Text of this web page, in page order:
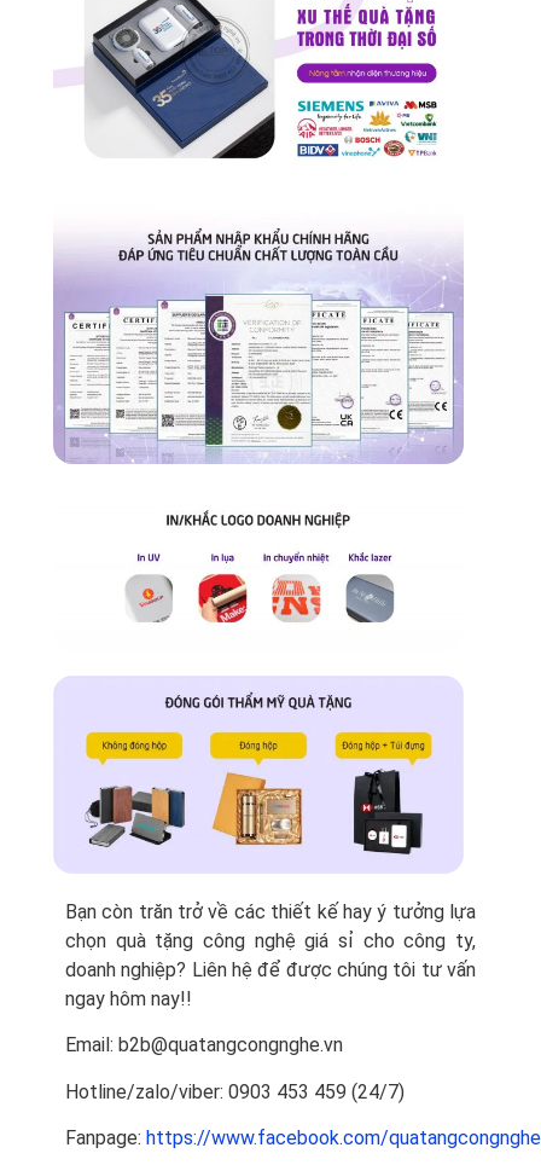
Bạn còn trăn trở về các thiết kế hay ý tưởng lựa
chọn quà tặng công nghệ giá sỉ cho công ty,
doanh nghiệp? Liên hệ để được chúng tôi tư vấn
ngay hôm nay!!
Email: b2b@quatangcongnghe.vn
Hotline/zalo/viber: 0903 453 459 (24/7)
Fanpage: https://www.facebook.com/